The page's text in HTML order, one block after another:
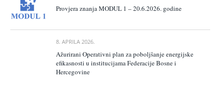
Provjera znanja MODUL 1 – 20.6.2026. godine
8. APRILA 2026.
Ažurirani Operativni plan za poboljšanje energijske
efikasnosti u institucijama Federacije Bosne i
Hercegovine